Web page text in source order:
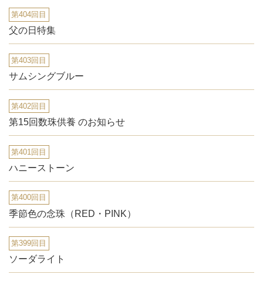
第404回目
父の日特集
第403回目
サムシングブルー
第402回目
第15回数珠供養 のお知らせ
第401回目
ハニーストーン
第400回目
季節色の念珠（RED・PINK）
第399回目
ソーダライト